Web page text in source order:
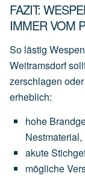
FAZIT:
IMMER VOM
So lästig
Weitramsdorf
zerschlagen
erheblich:
hohe
Nestmaterial,
akute
mögliche